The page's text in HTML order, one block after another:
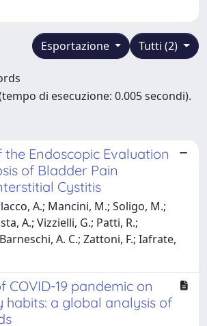
Tutti (2)
Esportazione
di esecuzione: 0.005 secondi).
the Endoscopic Evaluation
of Bladder Pain
Cystitis
A.; Mancini, M.; Soligo, M.;
A.; Vizzielli, G.; Patti, R.;
A. C.; Zattoni, F.; Iafrate,
COVID-19 pandemic on
a global analysis of